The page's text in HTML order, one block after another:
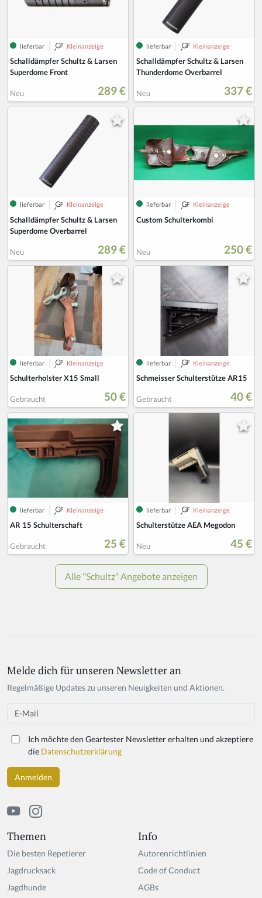
Themen
Die besten Repetierer
Jagdrucksack
Jagdhunde
Info
Autorenrichtlinien
Code of Conduct
AGBs
Melde dich für unseren Newsletter an
Regelmäßige Updates zu unseren Neuigkeiten und Aktionen.
Email
Ich möchte den Geartester Newsletter erhalten und akzeptiere
die Datenschutzerklärung